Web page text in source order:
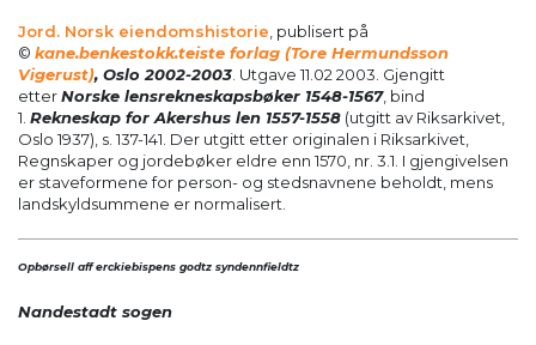
Jord. Norsk eiendomshistorie, publisert på
© kane.benkestokk.teiste forlag (Tore Hermundsson
Vigerust), Oslo 2002-2003. Utgave 11.02 2003. Gjengitt
etterNorske lensrekneskapsbøker 1548-1567, bind
1. Rekneskap for Akershus len 1557-1558 (utgitt av Riksarkivet,
Oslo 1937), s. 137-141. Der utgitt etter originalen i Riksarkivet,
Regnskaper og jordebøker eldre enn 1570, nr. 3.1. I gjengivelsen
er staveformene for person- og stedsnavnene beholdt, mens
landskyldsummene er normalisert.
Opbørsell aff erckiebispens godtz syndennfieldtz
Nandestadt sogen